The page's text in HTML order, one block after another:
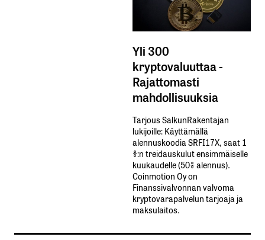
Yli 300
kryptovaluuttaa -
Rajattomasti
mahdollisuuksia
Tarjous SalkunRakentajan
lukijoille: Käyttämällä​ ​
alennuskoodia​ ​SRFI17X,​ ​saat​ ​1
%:n treidauskulut​ ​ensimmäiselle​ ​
kuukaudelle​ ​(50%​ ​alennus).
Coinmotion Oy on
Finanssivalvonnan valvoma
kryptovarapalvelun tarjoaja ja
maksulaitos.